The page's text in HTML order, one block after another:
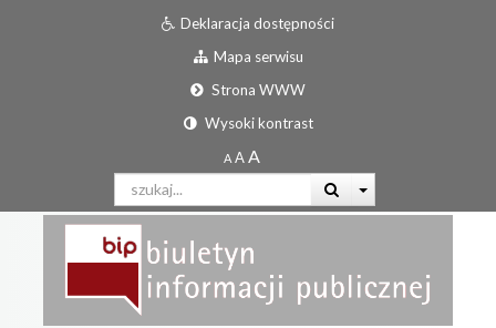
Deklaracja dostępności
Mapa serwisu
Strona WWW
Wysoki kontrast